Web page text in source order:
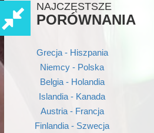
NAJCZĘSTSZE
PORÓWNANIA
Grecja - Hiszpania
Niemcy - Polska
Belgia - Holandia
Islandia - Kanada
Austria - Francja
Finlandia - Szwecja